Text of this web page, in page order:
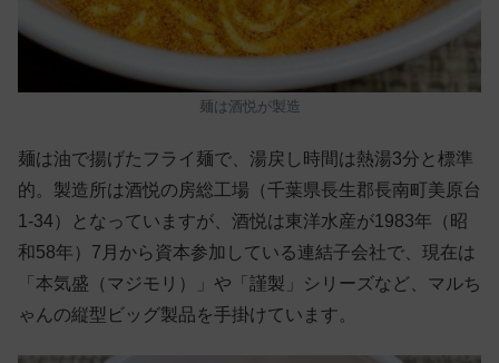
麺は酒悦が製造
麺は油で揚げたフライ麺で、湯戻し時間は熱湯3分と標準
的。製造所は酒悦の房総工場（千葉県長生郡長南町美原台
1-34）となっていますが、酒悦は東洋水産が1983年（昭
和58年）7月から資本参加している連結子会社で、現在は
「本気盛（マジモリ）」や「謹製」シリーズなど、マルち
ゃんの縦型ビッグ製品を手掛けています。